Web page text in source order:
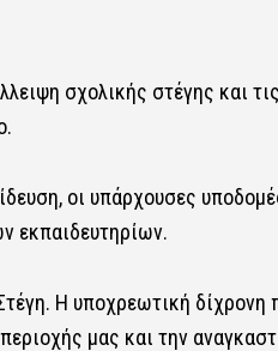
σχολικής στέγης και
οι υπάρχουσες
εκπαιδευτηρίων.
Η υποχρεωτική δίχρονη
μας και την